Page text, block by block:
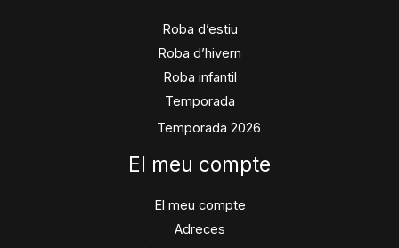
Roba d’estiu
Roba d’hivern
Roba infantil
Temporada
Temporada 2026
El meu compte
El meu compte
Adreces